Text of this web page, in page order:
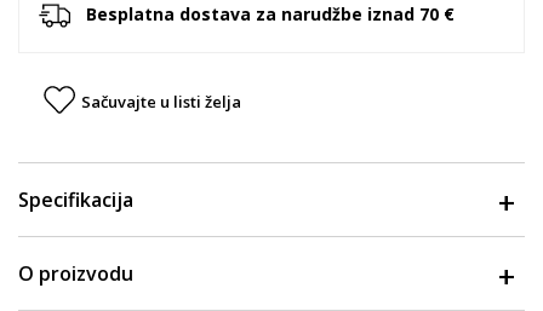
Besplatna dostava za narudžbe iznad 70 €
Sačuvajte u listi želja
Specifikacija
O proizvodu